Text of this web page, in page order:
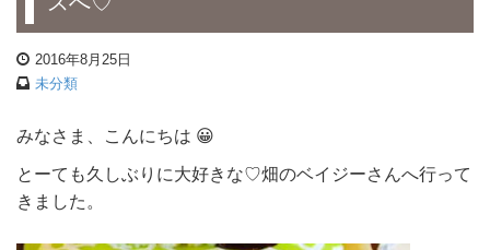
2016年8月25日
未分類
みなさま、こんにちは 😀
とーても久しぶりに大好きな♡畑のベイジーさんへ行って
きました。